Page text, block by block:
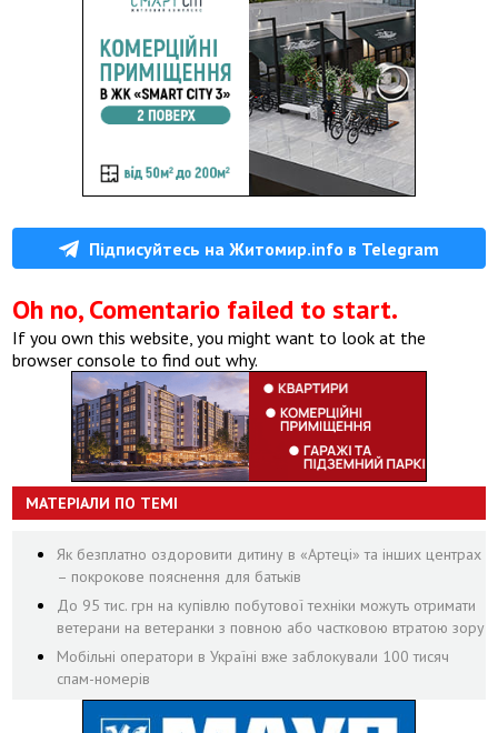
Підписуйтесь на Житомир.info в Telegram
Oh no, Comentario failed to start.
If you own this website, you might want to look at the
browser console to find out why.
МАТЕРІАЛИ ПО ТЕМІ
Як безплатно оздоровити дитину в «Артеці» та інших центрах
– покрокове пояснення для батьків
До 95 тис. грн на купівлю побутової техніки можуть отримати
ветерани на ветеранки з повною або частковою втратою зору
Мобільні оператори в Україні вже заблокували 100 тисяч
спам-номерів